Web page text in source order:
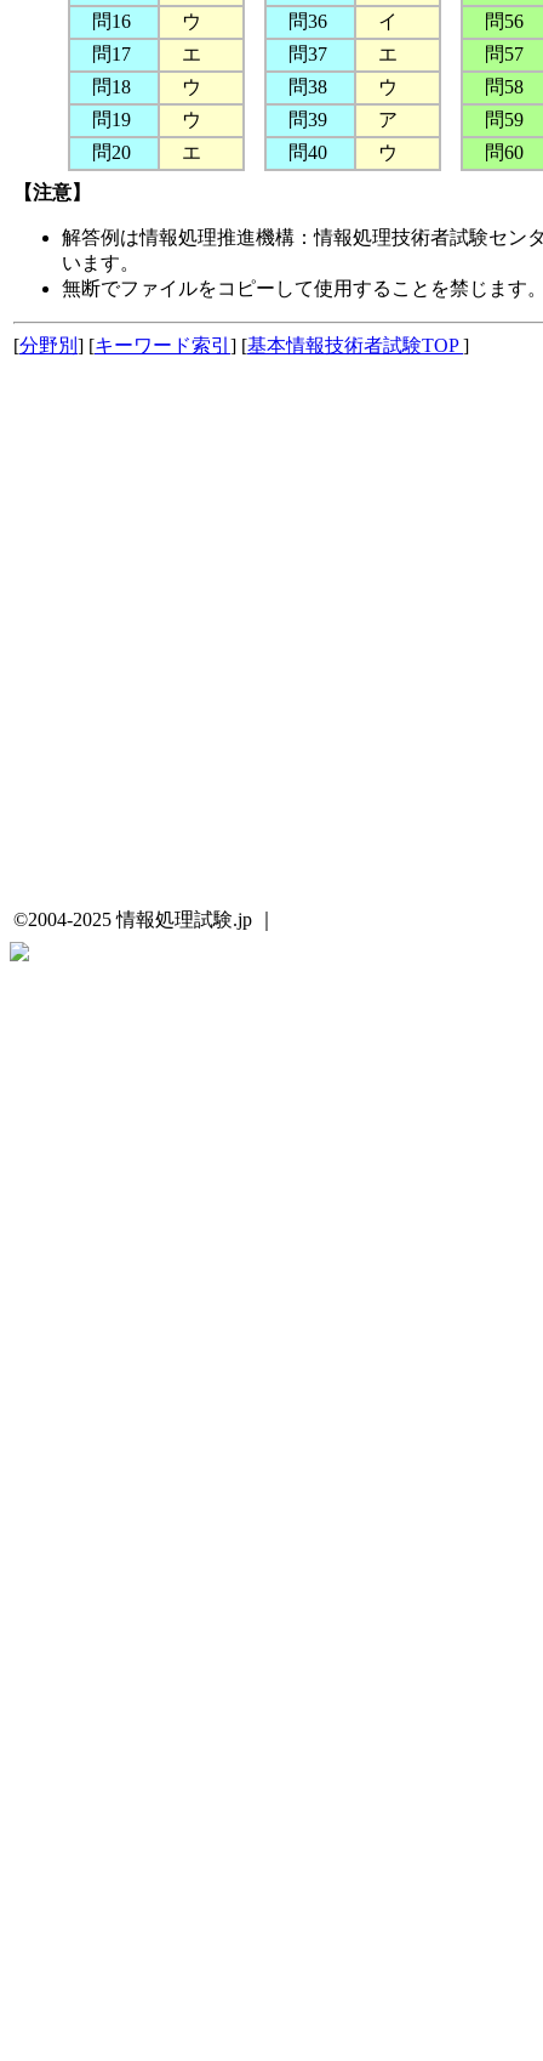
問16
ウ
問17
エ
問18
ウ
問19
ウ
問20
エ
問36
イ
問37
エ
問38
ウ
問39
ア
問40
ウ
問56
問57
問58
問59
問60
【注意】
解答例は情報処理推進機構：情報処理技術者試験セン
います。
無断でファイルをコピーして使用することを禁じます
[分野別 ] [キーワード索引 ] [基本情報技術者試験TOP]
©2004-2025 情報処理試験.jp ｜